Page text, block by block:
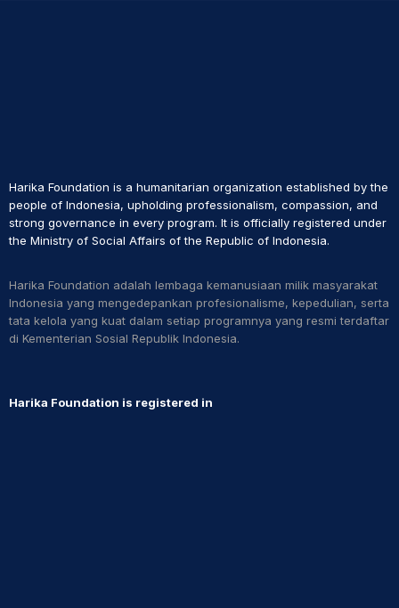
Harika Foundation is a humanitarian organization established by the
people of Indonesia, upholding professionalism, compassion, and
strong governance in every program. It is officially registered under
the Ministry of Social Affairs of the Republic of Indonesia.
Harika Foundation adalah lembaga kemanusiaan milik masyarakat
Indonesia yang mengedepankan profesionalisme, kepedulian, serta
tata kelola yang kuat dalam setiap programnya yang resmi terdaftar
di Kementerian Sosial Republik Indonesia.​
Harika Foundation is registered in